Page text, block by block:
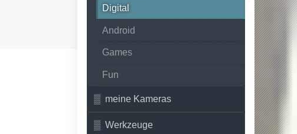
Digital
Android
Games
Fun
meine Kameras
Werkzeuge